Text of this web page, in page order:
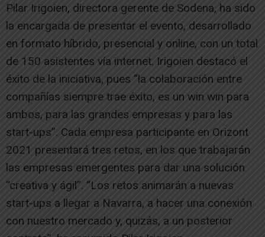
Pilar Irigoien, directora gerente de Sodena, ha sido
la encargada de presentar el evento, desarrollado
en formato híbrido, presencial y online, con un total
de 150 asistentes vía internet. Irigoien destacó el
éxito de la iniciativa, pues “la colaboración entre
compañías siempre trae éxito, es un win win para
ambos, para las grandes empresas y para las
start-ups”. Cada empresa participante en Orizont
2021 presentará tres retos, en los que trabajarán
las empresas emergentes para dar una solución
“creativa y ágil”. “Los retos animarán a nuevas
start-ups a llegar a Navarra, a hacer una conexión
con nuestro mercado y, quizás, a un posterior